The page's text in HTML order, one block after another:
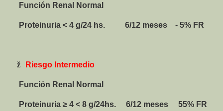
Función Renal Normal
Proteinuria < 4 g/24 hs. 6/12 meses - 5% FR
ž Riesgo Intermedio
Función Renal Normal
Proteinuria ≥ 4 < 8 g/24hs. 6/12 meses 55% FR